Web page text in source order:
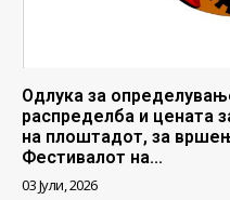
Одлука за
распределба и цената
на плоштадот, за
Фестивалот на...
03 Јули, 2026